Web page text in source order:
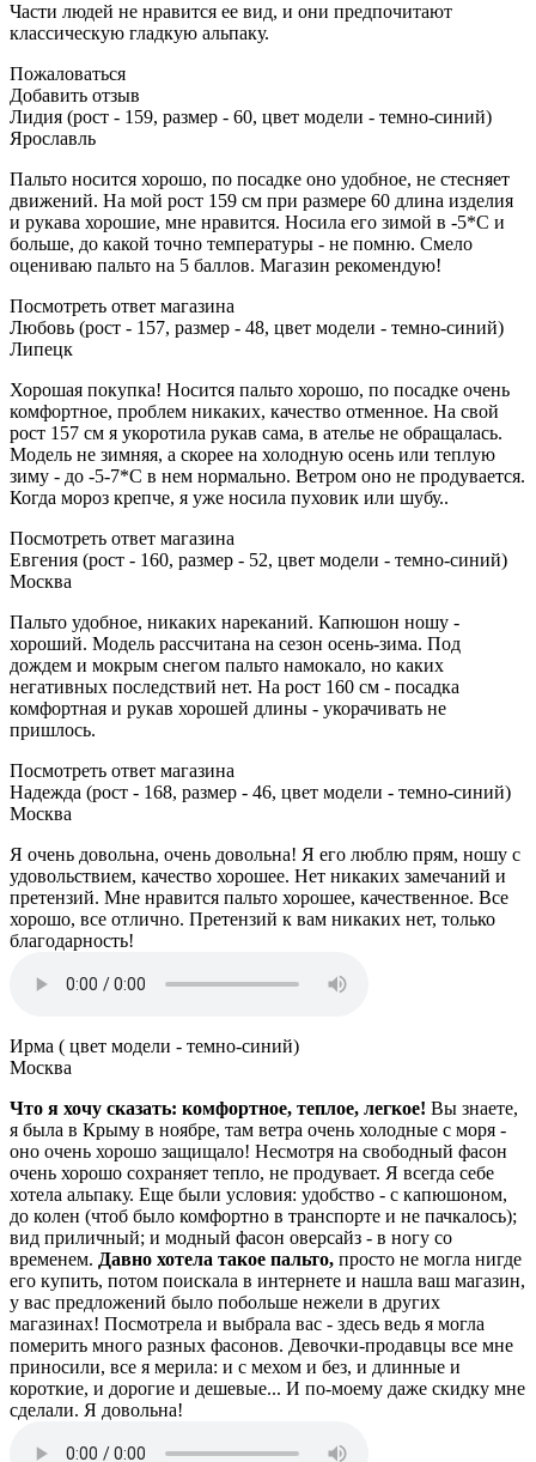
Части людей не нравится ее вид, и они предпочитают
классическую гладкую альпаку.
Пожаловаться
Добавить отзыв
Лидия (рост - 159, размер - 60, цвет модели - темно-синий)
Ярославль
Пальто носится хорошо, по посадке оно удобное, не стесняет
движений. На мой рост 159 см при размере 60 длина изделия
и рукава хорошие, мне нравится. Носила его зимой в -5*С и
больше, до какой точно температуры - не помню. Смело
оцениваю пальто на 5 баллов. Магазин рекомендую!
Посмотреть ответ магазина
Любовь (рост - 157, размер - 48, цвет модели - темно-синий)
Липецк
Хорошая покупка! Носится пальто хорошо, по посадке очень
комфортное, проблем никаких, качество отменное. На свой
рост 157 см я укоротила рукав сама, в ателье не обращалась.
Модель не зимняя, а скорее на холодную осень или теплую
зиму - до -5-7*С в нем нормально. Ветром оно не продувается.
Когда мороз крепче, я уже носила пуховик или шубу..
Посмотреть ответ магазина
Евгения (рост - 160, размер - 52, цвет модели - темно-синий)
Москва
Пальто удобное, никаких нареканий. Капюшон ношу -
хороший. Модель рассчитана на сезон осень-зима. Под
дождем и мокрым снегом пальто намокало, но каких
негативных последствий нет. На рост 160 см - посадка
комфортная и рукав хорошей длины - укорачивать не
пришлось.
Посмотреть ответ магазина
Надежда (рост - 168, размер - 46, цвет модели - темно-синий)
Москва
Я очень довольна, очень довольна! Я его люблю прям, ношу с
удовольствием, качество хорошее. Нет никаких замечаний и
претензий. Мне нравится пальто хорошее, качественное. Все
хорошо, все отлично. Претензий к вам никаких нет, только
благодарность!
Ирма ( цвет модели - темно-синий)
Москва
Что я хочу сказать: комфортное, теплое, легкое! Вы знаете,
я была в Крыму в ноябре, там ветра очень холодные с моря -
оно очень хорошо защищало! Несмотря на свободный фасон
очень хорошо сохраняет тепло, не продувает. Я всегда себе
хотела альпаку. Еще были условия: удобство - с капюшоном,
до колен (чтоб было комфортно в транспорте и не пачкалось);
вид приличный; и модный фасон оверсайз - в ногу со
временем. Давно хотела такое пальто, просто не могла нигде
его купить, потом поискала в интернете и нашла ваш магазин,
у вас предложений было побольше нежели в других
магазинах! Посмотрела и выбрала вас - здесь ведь я могла
померить много разных фасонов. Девочки-продавцы все мне
приносили, все я мерила: и с мехом и без, и длинные и
короткие, и дорогие и дешевые... И по-моему даже скидку мне
сделали. Я довольна!